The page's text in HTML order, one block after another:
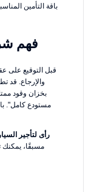
باقة التأمين
فهم
قبل التوقيع على
والإرجاع. قد
بخزان وقود
مستودع كامل".
رأى لتأجير